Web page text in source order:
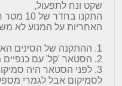
שקט ונח לתפעול,
התקנו בחדר של 10 מטר רבוע התאורה אפילו חזקה בענינו.
האחריות על המנוע לא
1. ההתקנה של הסינים האחרים קלה יותר, חיבורי החשמל עם פלאגים ולא אוסף חוטים למהדקים.
2. הסטאר 'קל' עם כנפיים מפלסטיק, הוא שקט והגיע מאוזן
לסמיקום אבל לגמרי מספק לחדר